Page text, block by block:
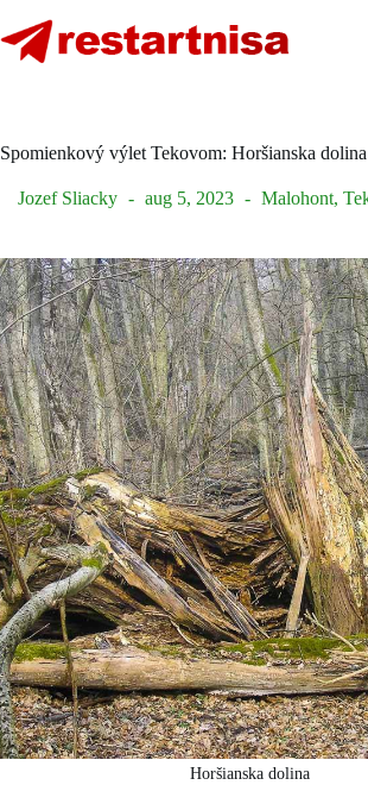
to
content
Spomienkový výlet Tekovom: Horšianska dolina
Jozef Sliacky aug 5, 2023 Malohont,
Horšianska dolina